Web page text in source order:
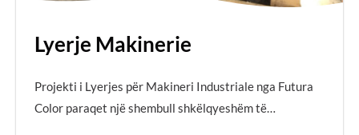
Lyerje Makinerie
Projekti i Lyerjes për Makineri Industriale nga Futura
Color paraqet një shembull shkëlqyeshëm të…